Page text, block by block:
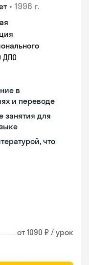
• 1996 г.
ДПО
в
и переводе
занятия для
что
от 1090 ₽ / урок